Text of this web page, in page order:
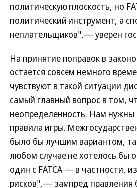
политическую плоскость, но
политический инструмент, а
неплательщиков",— уверен
На принятие поправок в
остается совсем немного
чувствуют в такой ситуации
самый главный вопрос в том,
неопределенность. Нам
правила игры.
было бы лучшим вариантом,
любом случае не хотелось бы
один с FATCA — в частности,
рисков",— зампред правления